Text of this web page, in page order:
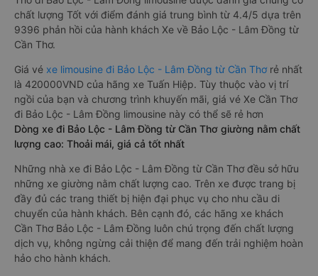
chất lượng Tốt với điểm đánh giá trung bình từ 4.4/5 dựa trên
9396 phản hồi của hành khách Xe về Bảo Lộc - Lâm Đồng từ
Cần Thơ.
Giá vé xe limousine đi Bảo Lộc - Lâm Đồng từ Cần Thơrẻ nhất
là 420000VND của hãng xe Tuấn Hiệp. Tùy thuộc vào vị trí
ngồi của bạn và chương trình khuyến mãi, giá vé Xe Cần Thơ
đi Bảo Lộc - Lâm Đồng limousine này có thể sẽ rẻ hơn
Dòng xe đi Bảo Lộc - Lâm Đồng từ Cần Thơ giường nằm chất
lượng cao: Thoải mái, giá cả tốt nhất
Những nhà xe đi Bảo Lộc - Lâm Đồng từ Cần Thơ đều sở hữu
những xe giường nằm chất lượng cao. Trên xe được trang bị
đầy đủ các trang thiết bị hiện đại phục vụ cho nhu cầu di
chuyển của hành khách. Bên cạnh đó, các hãng xe khách
Cần Thơ Bảo Lộc - Lâm Đồng luôn chú trọng đến chất lượng
dịch vụ, không ngừng cải thiện để mang đến trải nghiệm hoàn
hảo cho hành khách.